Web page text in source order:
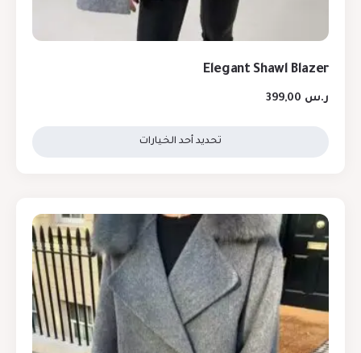
Elegant Shawl Blazer
ر.س
تحديد أحد الخيارات